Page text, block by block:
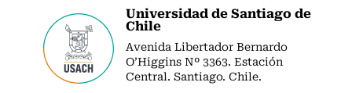
Universidad de Santiago de
Chile
Avenida Libertador Bernardo
O’Higgins Nº 3363. Estación
Central. Santiago. Chile.